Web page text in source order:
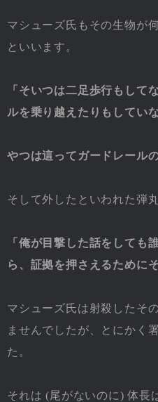
マシューズ氏もその生物が
といいます。
「そいつは二足歩行もして
ルを乗り越えたりもしていな
やつは這ってガードレール
そして外したといわれた弾
「俺が目撃した話をしても
ら、証拠を押さえるために
マシューズ氏は射殺したそ
ませんでしたが、とにかく
た。
それは (尾がないのに) 体長